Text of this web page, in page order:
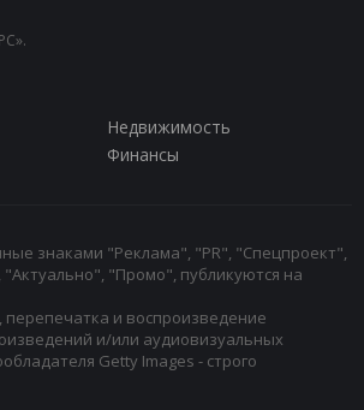
Недвижимость
Финансы
знаками "Реклама", "PR", "Спецпроект",
"Промо", публикуются на
и воспроизведение
и/или аудиовизуальных
Getty Images - строго